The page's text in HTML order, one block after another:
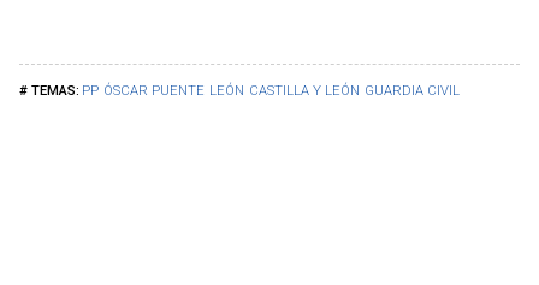
PP ÓSCAR PUENTE LEÓN CASTILLA Y LEÓN GUARDIA CIVIL